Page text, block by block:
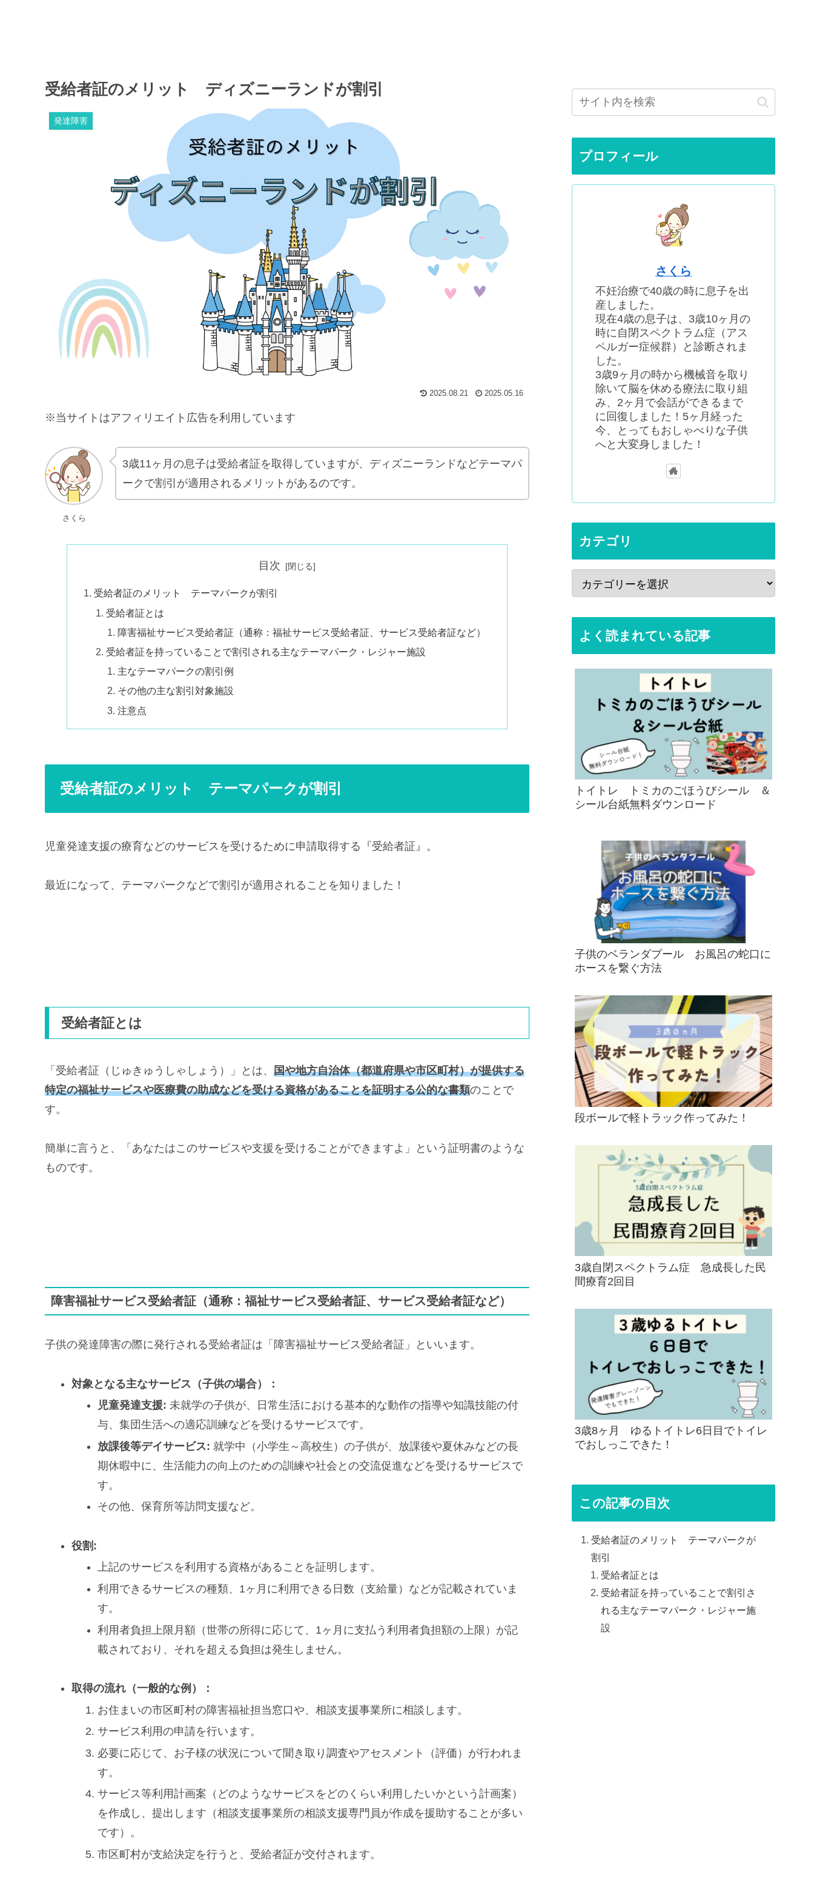
受給者証のメリット ディズニーランドが割引
発達障害
2025.08.21 2025.05.16
※当サイトはアフィリエイト広告を利用しています
さくら
3歳11ヶ月の息子は受給者証を取得していますが、ディズニーランドなどテーマパ
ークで割引が適用されるメリットがあるのです。
目次
受給者証のメリット テーマパークが割引
受給者証とは
障害福祉サービス受給者証（通称：福祉サービス受給者証、サービス受給者証など）
受給者証を持っていることで割引される主なテーマパーク・レジャー施設
主なテーマパークの割引例
その他の主な割引対象施設
注意点
受給者証のメリット テーマパークが割引
児童発達支援の療育などのサービスを受けるために申請取得する『受給者証』。
最近になって、テーマパークなどで割引が適用されることを知りました！
受給者証とは
「受給者証（じゅきゅうしゃしょう）」とは、 国や地方自治体（都道府県や市区町村）が提供する
特定の福祉サービスや医療費の助成などを受ける資格があることを証明する公的な書類のことで
す。
簡単に言うと、「あなたはこのサービスや支援を受けることができますよ」という証明書のような
ものです。
障害福祉サービス受給者証（通称：福祉サービス受給者証、サービス受給者証など）
子供の発達障害の際に発行される受給者証は「障害福祉サービス受給者証」といいます。
対象となる主なサービス（子供の場合）：
児童発達支援: 未就学の子供が、日常生活における基本的な動作の指導や知識技能の付
与、集団生活への適応訓練などを受けるサービスです。
放課後等デイサービス: 就学中（小学生～高校生）の子供が、放課後や夏休みなどの長
期休暇中に、生活能力の向上のための訓練や社会との交流促進などを受けるサービスで
す。
その他、保育所等訪問支援など。
役割:
上記のサービスを利用する資格があることを証明します。
利用できるサービスの種類、1ヶ月に利用できる日数（支給量）などが記載されていま
す。
利用者負担上限月額（世帯の所得に応じて、1ヶ月に支払う利用者負担額の上限）が記
載されており、それを超える負担は発生しません。
取得の流れ（一般的な例）：
お住まいの市区町村の障害福祉担当窓口や、相談支援事業所に相談します。
サービス利用の申請を行います。
必要に応じて、お子様の状況について聞き取り調査やアセスメント（評価）が行われま
す。
サービス等利用計画案（どのようなサービスをどのくらい利用したいかという計画案）
を作成し、提出します（相談支援事業所の相談支援専門員が作成を援助することが多い
です）。
市区町村が支給決定を行うと、受給者証が交付されます。
プロフィール
さくら
不妊治療で40歳の時に息子を出
産しました。
現在4歳の息子は、3歳10ヶ月の
時に自閉スペクトラム症（アス
ペルガー症候群）と診断されま
した。
3歳9ヶ月の時から機械音を取り
除いて脳を休める療法に取り組
み、2ヶ月で会話ができるまで
に回復しました！5ヶ月経った
今、とってもおしゃべりな子供
へと大変身しました！
カテゴリ
よく読まれている記事
トイトレ トミカのごほうびシール ＆
シール台紙無料ダウンロード
子供のベランダプール お風呂の蛇口に
ホースを繋ぐ方法
段ボールで軽トラック作ってみた！
3歳自閉スペクトラム症 急成長した民
間療育2回目
3歳8ヶ月 ゆるトイトレ6日目でトイレ
でおしっこできた！
この記事の目次
受給者証のメリット テーマパークが
割引
受給者証とは
受給者証を持っていることで割引さ
れる主なテーマパーク・レジャー施
設